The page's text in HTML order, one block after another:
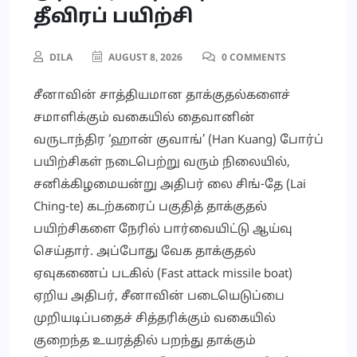
தீவிரப் பயிற்சி
DILA AUGUST 8, 2026 0 COMMENTS
சீனாவின் சாத்தியமான தாக்குதல்களைச்
சமாளிக்கும் வகையில் தைவானின்
வருடாந்திர ‘ஹான் குவாங்’ (Han Kuang) போர்ப்
பயிற்சிகள் நடைபெற்று வரும் நிலையில்,
சனிக்கிழமையன்று அதிபர் லை சிங்-தே (Lai
Ching-te) கடற்கரைப் பகுதித் தாக்குதல்
பயிற்சிகளை நேரில் பார்வையிட்டு ஆய்வு
செய்தார். அப்போது வேக தாக்குதல்
ஏவுகணைப் படகில் (Fast attack missile boat)
ஏறிய அதிபர், சீனாவின் படையெடுப்பை
முறியடிப்பதைச் சித்தரிக்கும் வகையில்
குறைந்த உயரத்தில் பறந்து தாக்கும்